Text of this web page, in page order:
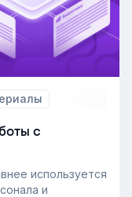
с
используется
и